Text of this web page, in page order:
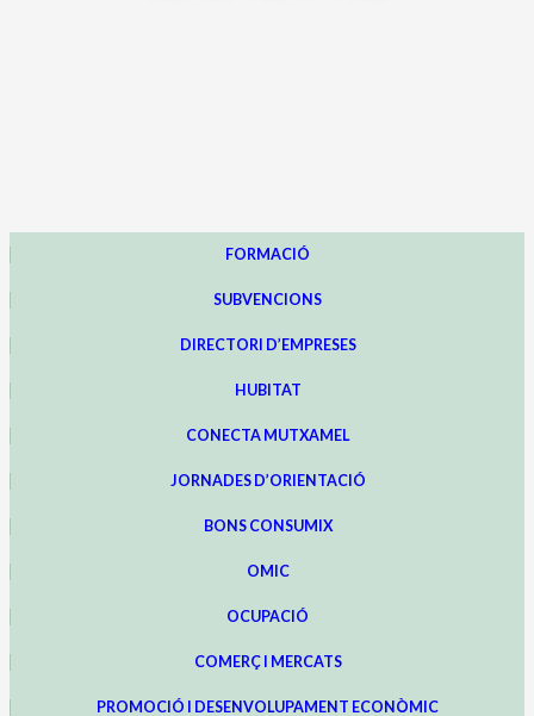
FORMACIÓ
SUBVENCIONS
DIRECTORI D’EMPRESES
HUBITAT
CONECTA MUTXAMEL
JORNADES D’ORIENTACIÓ
BONS CONSUMIX
OMIC
OCUPACIÓ
COMERÇ I MERCATS
PROMOCIÓ I DESENVOLUPAMENT ECONÒMIC